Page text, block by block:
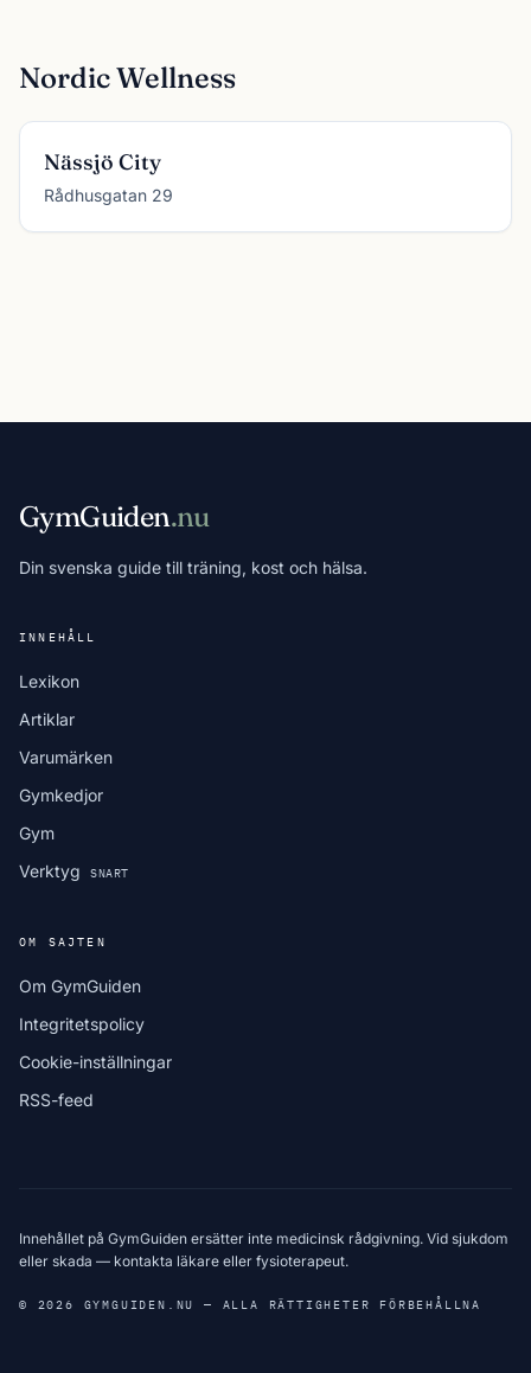
Nordic Wellness
Nässjö City
Rådhusgatan 29
GymGuiden.nu
Din svenska guide till träning, kost och hälsa.
INNEHÅLL
Lexikon
Artiklar
Varumärken
Gymkedjor
Gym
Verktyg
SNART
OM SAJTEN
Om GymGuiden
Integritetspolicy
Cookie-inställningar
RSS-feed
Innehållet på GymGuiden ersätter inte medicinsk rådgivning. Vid sjukdom
eller skada — kontakta läkare eller fysioterapeut.
© 2026 GYMGUIDEN.NU — ALLA RÄTTIGHETER FÖRBEHÅLLNA